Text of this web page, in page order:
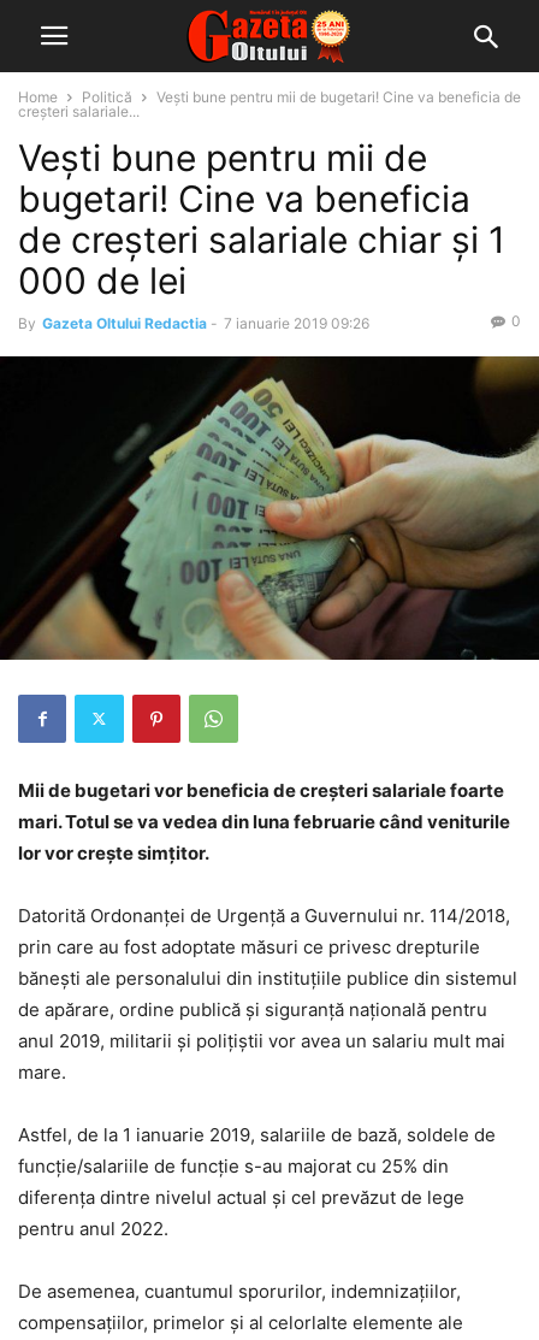
Home Politică
Vești bune pentru mii de bugetari! Cine va beneficia de
creșteri salariale...
Vești bune pentru mii de
bugetari! Cine va beneficia
de creșteri salariale chiar și 1
000 de lei
By Gazeta Oltului Redactia - 7 ianuarie 2019 09:26 0
Mii de bugetari vor beneficia de creșteri salariale foarte
mari. Totul se va vedea din luna februarie când veniturile
lor vor crește simțitor.
Datorită Ordonanţei de Urgenţă a Guvernului nr. 114/2018,
prin care au fost adoptate măsuri ce privesc drepturile
băneşti ale personalului din instituţiile publice din sistemul
de apărare, ordine publică şi siguranţă naţională pentru
anul 2019, militarii şi poliţiştii vor avea un salariu mult mai
mare.
Astfel, de la 1 ianuarie 2019, salariile de bază, soldele de
funcţie/salariile de funcţie s-au majorat cu 25% din
diferenţa dintre nivelul actual şi cel prevăzut de lege
pentru anul 2022.
De asemenea, cuantumul sporurilor, indemnizaţiilor,
compensaţiilor, primelor şi al celorlalte elemente ale